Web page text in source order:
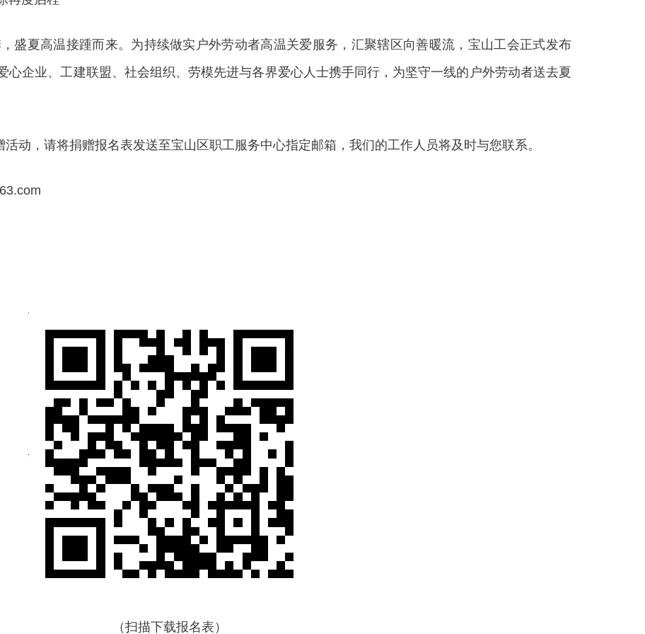
夏高温接踵而来。为持续做实户外劳动者高温关爱服务，汇聚辖区向善暖流，宝山工会正式发布
心企业、工建联盟、社会组织、劳模先进与各界爱心人士携手同行，为坚守一线的户外劳动者送去夏
，请将捐赠报名表发送至宝山区职工服务中心指定邮箱，我们的工作人员将及时与您联系。
（扫描下载报名表）